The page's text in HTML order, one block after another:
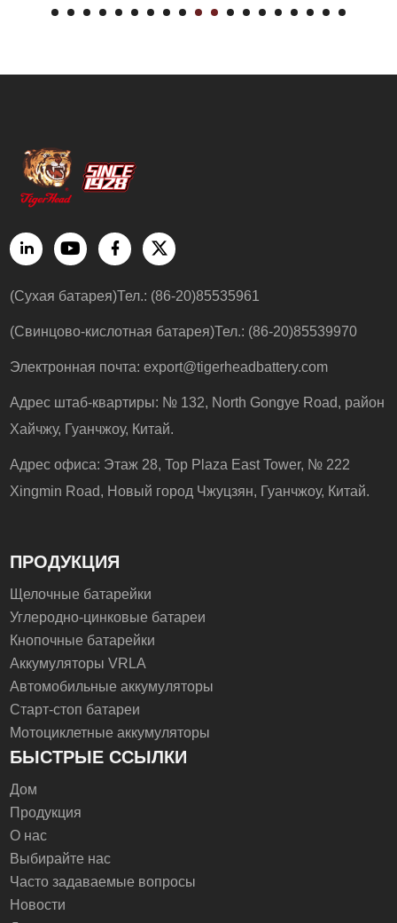
(Сухая батарея)Тел.: (86-20)85535961
(Свинцово-кислотная батарея)Тел.: (86-20)85539970
Электронная почта:export@tigerheadbattery.com
Адрес штаб-квартиры: № 132, North Gongye Road, район
Хайчжу, Гуанчжоу, Китай.
Адрес офиса: Этаж 28, Top Plaza East Tower, № 222
Xingmin Road, Новый город Чжуцзян, Гуанчжоу, Китай.
ПРОДУКЦИЯ
Щелочные батарейки
Углеродно-цинковые батареи
Кнопочные батарейки
Аккумуляторы VRLA
Автомобильные аккумуляторы
Старт-стоп батареи
Мотоциклетные аккумуляторы
БЫСТРЫЕ ССЫЛКИ
Дом
Продукция
О нас
Выбирайте нас
Часто задаваемые вопросы
Новости